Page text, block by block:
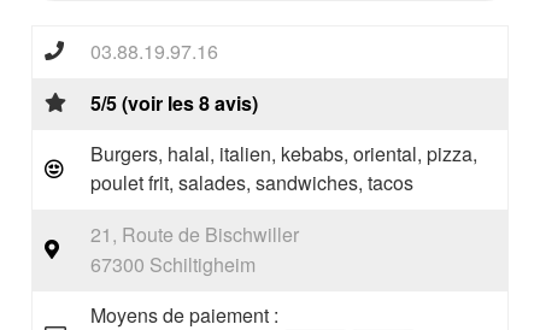
03.88.19.97.16
5/5 (voir les 8 avis)
Burgers, halal, italien, kebabs, oriental, pizza,
poulet frit, salades, sandwiches, tacos
21, Route de Bischwiller
67300 Schiltigheim
Moyens de paiement :